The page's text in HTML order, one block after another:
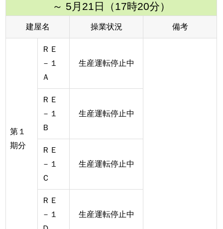
～ 5月21日（17時20分）
建屋名 操業状況 備考
第１
期分
ＲＥ
－１
Ａ
生産運転停止中
ＲＥ
－１
Ｂ
生産運転停止中
ＲＥ
－１
Ｃ
生産運転停止中
ＲＥ
－１
生産運転停止中